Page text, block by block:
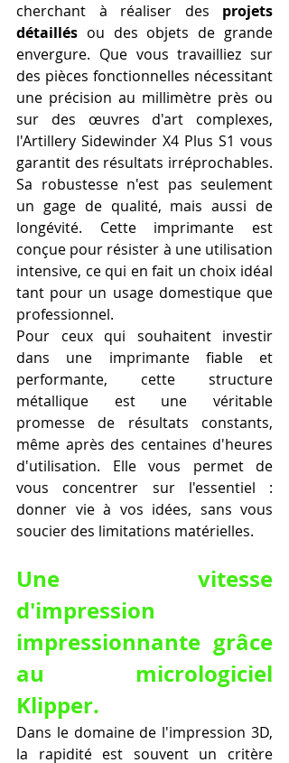
cherchant à réaliser des projets
détaillés ou des objets de grande
envergure. Que vous travailliez sur
des pièces fonctionnelles nécessitant
une précision au millimètre près ou
sur des œuvres d'art complexes,
l'Artillery Sidewinder X4 Plus S1 vous
garantit des résultats irréprochables.
Sa robustesse n'est pas seulement
un gage de qualité, mais aussi de
longévité. Cette imprimante est
conçue pour résister à une utilisation
intensive, ce qui en fait un choix idéal
tant pour un usage domestique que
professionnel.
Pour ceux qui souhaitent investir
dans une imprimante fiable et
performante, cette structure
métallique est une véritable
promesse de résultats constants,
même après des centaines d'heures
d'utilisation. Elle vous permet de
vous concentrer sur l'essentiel :
donner vie à vos idées, sans vous
soucier des limitations matérielles.
Une vitesse
d'impression
impressionnante grâce
au micrologiciel
Klipper.
Dans le domaine de l'impression 3D,
la rapidité est souvent un critère